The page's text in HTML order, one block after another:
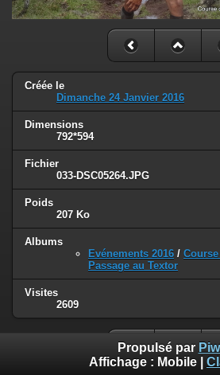
Créée le
Dimanche 24 Janvier 2016
Dimensions
792*594
Fichier
033-DSC05264.JPG
Poids
207 Ko
Albums
Evénements 2016 /
Passage au Textor
Visites
2609
Propulsé par
Affichage : Mobile